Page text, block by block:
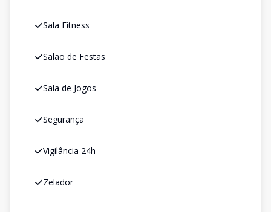
Sala Fitness
Salão de Festas
Sala de Jogos
Segurança
Vigilância 24h
Zelador